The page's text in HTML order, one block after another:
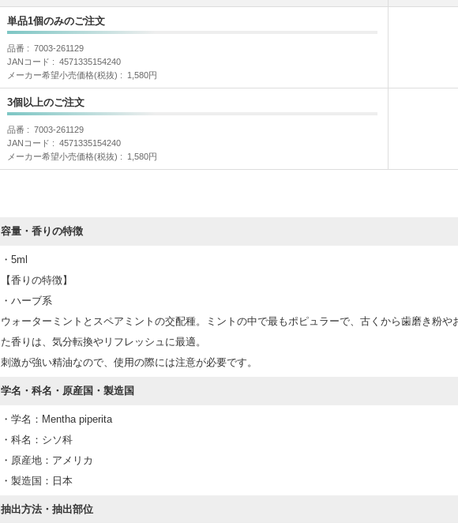
単品1個のみのご注文
品番
7003-261129
JANコード
4571335154240
メーカー希望小売価格(税抜)
1,580円
3個以上のご注文
品番
7003-261129
JANコード
4571335154240
メーカー希望小売価格(税抜)
1,580円
容量・香りの特徴
・5ml
【香りの特徴】
・ハーブ系
ウォーターミントとスペアミントの交配種。ミントの中で最もポピュラーで、古くから歯磨き粉
た香りは、気分転換やリフレッシュに最適。
刺激が強い精油なので、使用の際には注意が必要です。
学名・科名・原産国・製造国
・学名：Mentha piperita
・科名：シソ科
・原産地：アメリカ
・製造国：日本
抽出方法・抽出部位